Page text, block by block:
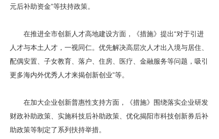
元后补助资金”等扶持政策。
在推进全市创新人才高地建设方面，《措施》提出“对于引进
人才与本土人才，一视同仁。优先解决高层次人才出入境与居住、
配偶安置、子女教育、落户、住房、医疗、金融服务等问题，吸引
更多海内外优秀人才来揭创新创业”等。
在加大企业创新普惠性支持方面，《措施》围绕落实企业研发
财政补助政策、实施科技后补助政策、优化揭阳市科技创新券后补
助政策等制定了系列扶持举措。